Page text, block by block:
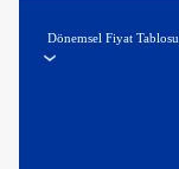
Dönemsel Fiyat Tablosu